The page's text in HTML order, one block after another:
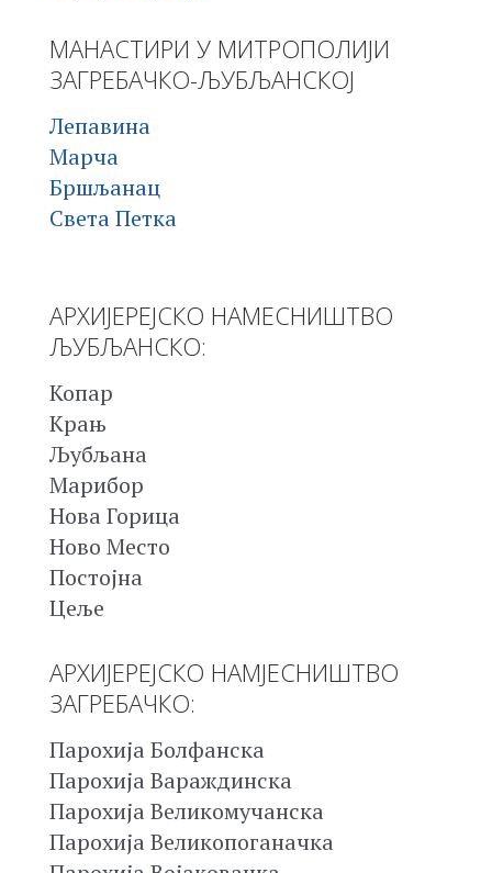
МАНАСТИРИ У МИТРОПОЛИЈИ
ЗАГРЕБАЧКО-ЉУБЉАНСКОЈ
Лепавина
Марча
Бршљанац
Света Петка
АРХИЈЕРЕЈСКО НАМЕСНИШТВО
ЉУБЉАНСКО:
Копар
Крањ
Љубљана
Марибор
Нова Горица
Ново Место
Постојна
Цеље
АРХИЈЕРЕЈСКО НАМЈЕСНИШТВО
ЗАГРЕБАЧКО:
Парохија Болфанска
Парохија Вараждинска
Парохија Великомучанска
Парохија Великопоганачка